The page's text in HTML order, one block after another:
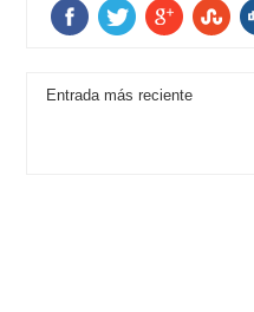
Entrada más reciente